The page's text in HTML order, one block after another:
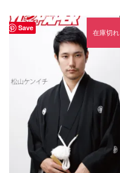
Save
在庫切れ